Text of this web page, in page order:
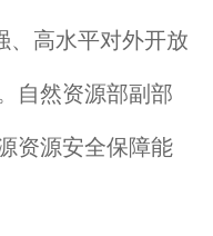
、高水平对外开放
自然资源部副部
资源安全保障能